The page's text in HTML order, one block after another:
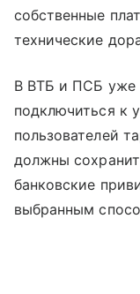
собственные
технические
В ВТБ и ПСБ уже
подключиться к
пользователей
должны
банковские
выбранным